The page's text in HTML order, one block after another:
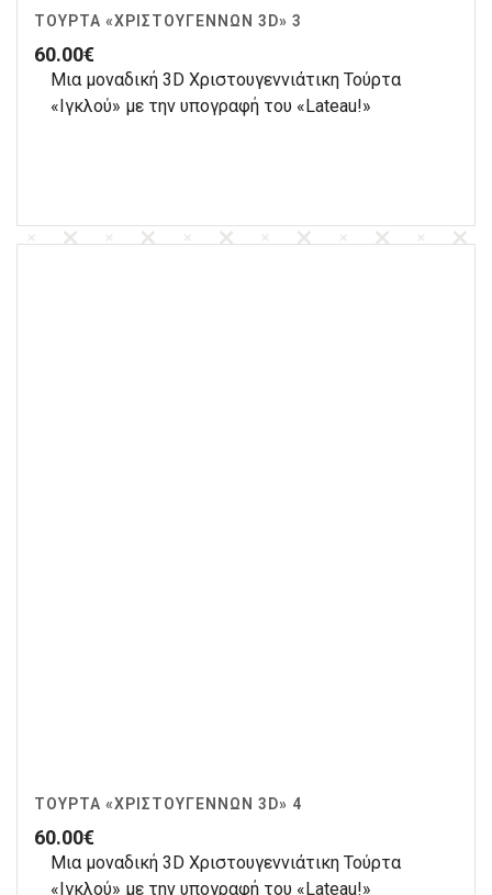
ΤΟΎΡΤΑ «ΧΡΙΣΤΟΥΓΈΝΝΩΝ 3D» 3
60.00€
Μια μοναδική 3D Χριστουγεννιάτικη Τούρτα
«Ιγκλού» με την υπογραφή του «Lateau!»
ΤΟΎΡΤΑ «ΧΡΙΣΤΟΥΓΈΝΝΩΝ 3D» 4
60.00€
Μια μοναδική 3D Χριστουγεννιάτικη Τούρτα
«Ιγκλού» με την υπογραφή του «Lateau!»